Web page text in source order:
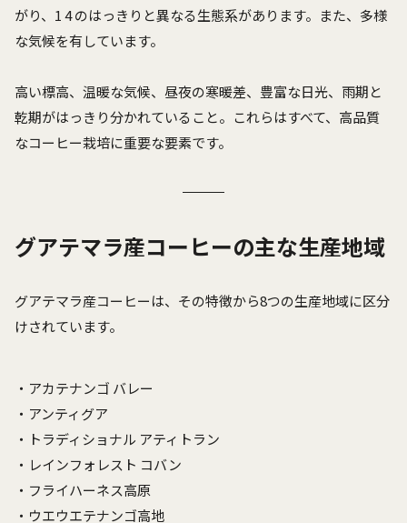
がり、1 4 のはっきりと異なる生態系があります。また、多様
な気候を有しています。
高い標高、温暖な気候、昼夜の寒暖差、豊富な日光、雨期と
乾期がはっきり分かれていること。これらはすべて、高品質
なコーヒー栽培に重要な要素です。
グアテマラ産コーヒーの主な生産地域
グアテマラ産コーヒーは、その特徴から8つの生産地域に区分
けされています。
・アカテナンゴ バレー
・アンティグア
・トラディショナル アティトラン
・レインフォレスト コバン
・フライハーネス高原
・ウエウエテナンゴ高地